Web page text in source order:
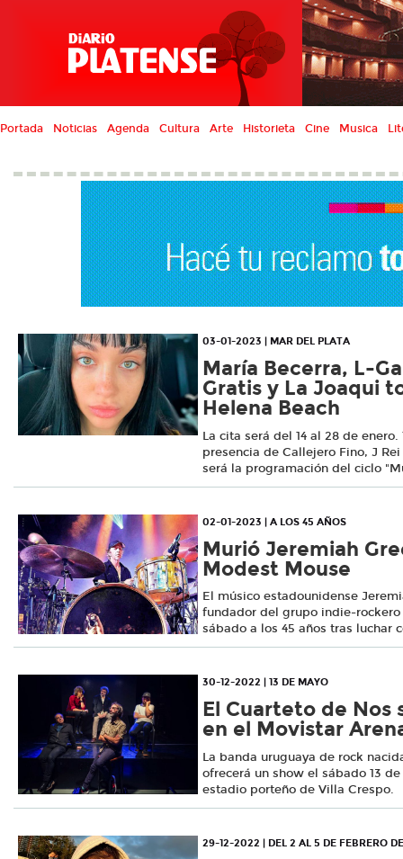
Portada Noticias Agenda Cultura Arte Historieta Cine Musica
03-01-2023 | MAR DEL PLATA
María Becerra, L-
Gratis y La Joaqui
Helena Beach
La cita será del 14 al 28 de
presencia de Callejero Fino, J
será la programación del ciclo
02-01-2023 | A LOS 45 AÑOS
Murió Jeremiah
Modest Mouse
El músico estadounidense
fundador del grupo indie-
sábado a los 45 años tras luchar
30-12-2022 | 13 DE MAYO
El Cuarteto de Nos
en el Movistar
La banda uruguaya de rock
ofrecerá un show el sábado 13
estadio porteño de Villa Crespo.
29-12-2022 | DEL 2 AL 5 DE FEBRERO